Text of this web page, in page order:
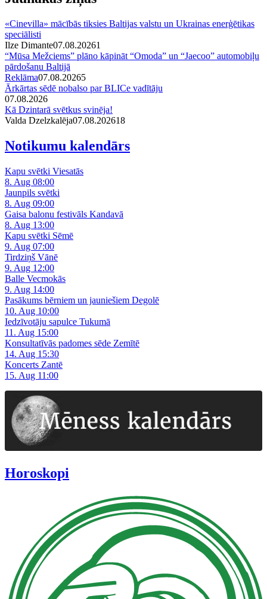
«Cinevilla» mācībās tiksies Baltijas valstu un Ukrainas enerģētikas
speciālisti
Ilze Dimante07.08.20261
“Mūsa Mežciems” plāno kāpināt “Omoda” un “Jaecoo” automobiļu
pārdošanu Baltijā
Reklāma07.08.20265
Ārkārtas sēdē nobalso par BLICe vadītāju
07.08.2026
Kā Dzintarā svētkus svinēja!
Valda Dzelzkalēja07.08.202618
Notikumu kalendārs
Kapu svētki Viesatās
8. Aug 08:00
Jaunpils svētki
8. Aug 09:00
Gaisa balonu festivāls Kandavā
8. Aug 13:00
Kapu svētki Sēmē
9. Aug 07:00
Tirdziņš Vānē
9. Aug 12:00
Balle Vecmokās
9. Aug 14:00
Pasākums bērniem un jauniešiem Degolē
10. Aug 10:00
Iedzīvotāju sapulce Tukumā
11. Aug 15:00
Konsultatīvās padomes sēde Zemītē
14. Aug 15:30
Koncerts Zantē
15. Aug 11:00
Horoskopi